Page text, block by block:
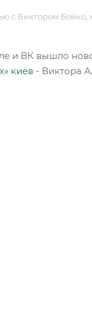
с Виктором Бойко,
и ВК вышло
киёв - Виктора